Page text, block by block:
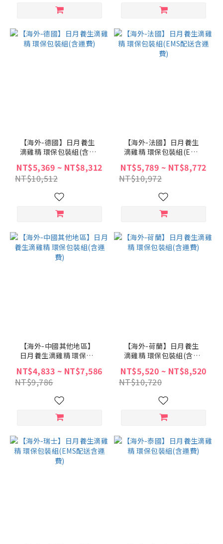
【海外-德國】日月養生
滴雞精 環保包裝組(含運
費)
NT$5,369 ~ NT$8,312
NT$10,512
【海外-法國】日月養生
滴雞精 環保包裝組(EMS
配送含運費)
NT$5,789 ~ NT$8,772
NT$10,972
【海外-中國其他地區】
日月養生滴雞精 環保包
裝組(含運費)
NT$4,833 ~ NT$7,586
NT$9,786
【海外-荷蘭】日月養生
滴雞精 環保包裝組(含運
費)
NT$5,520 ~ NT$8,520
NT$10,720